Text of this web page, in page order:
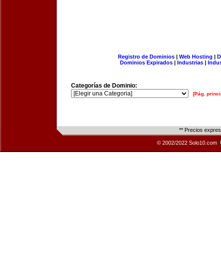
Registro de Dominios| Web Hosting |
Dominios Expirados | Industrias |
Categorías de Dominio:
[Pág.
** Precios
© 2002/2022 Solo10.com